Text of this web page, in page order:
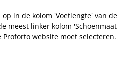
in de kolom 'Voetlengte' van de
meest linker kolom 'Schoenmaat
Proforto website moet selecteren.